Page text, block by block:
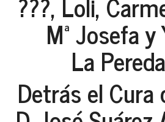
Mª Josefa y
La
Detrás el Cura